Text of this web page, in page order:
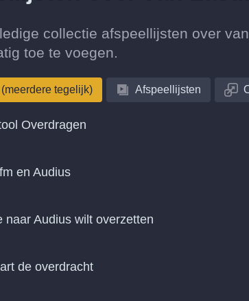
collectie afspeellijsten over
toe te voegen.
tegelijk) Afspeellijsten
Overdragen
en Audius
naar Audius wilt overzetten
de overdracht